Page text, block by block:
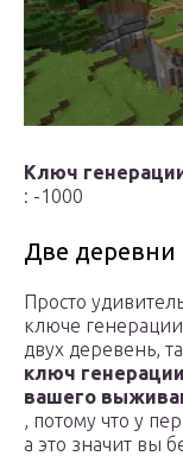
Ключ
: -1000
Две деревни
Просто
ключе
двух деревень,
ключ
вашего
, потому что у
а это значит вы